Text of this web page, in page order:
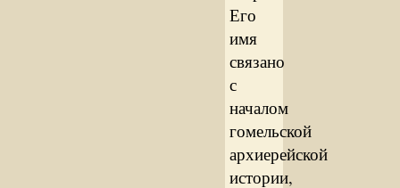
Его
имя
связано
с
началом
гомельской
архиерейской
истории,